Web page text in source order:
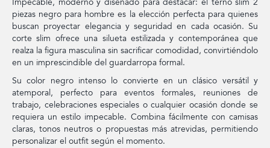
piezas negro para hombre es la elección perfecta para quienes
buscan proyectar elegancia y seguridad en cada ocasión. Su
corte slim ofrece una silueta estilizada y contemporánea que
realza la figura masculina sin sacrificar comodidad, convirtiéndolo
en un imprescindible del guardarropa formal.
Su color negro intenso lo convierte en un clásico versátil y
atemporal, perfecto para eventos formales, reuniones de
trabajo, celebraciones especiales o cualquier ocasión donde se
requiera un estilo impecable. Combina fácilmente con camisas
claras, tonos neutros o propuestas más atrevidas, permitiendo
personalizar el outfit según el momento.